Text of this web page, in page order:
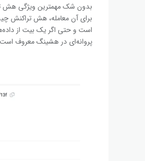
بدون شک مهمترین ویژگی هش
برای آن معامله، هش تراکنش
است و حتی اگر یک بیت از
پروانه‌ای در هشینگ معروف